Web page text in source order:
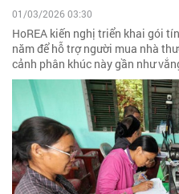
01/03/2026 03:30
HoREA kiến nghị triển khai gói
năm để hỗ trợ người mua nhà
cảnh phân khúc này gần như